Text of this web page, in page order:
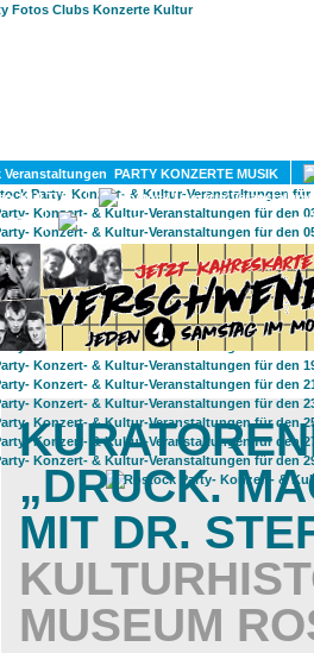
PARTY KONZERTE MUSIK
KULTUR
GAY
„DRUCK.
MIT DR.
MUSEUM